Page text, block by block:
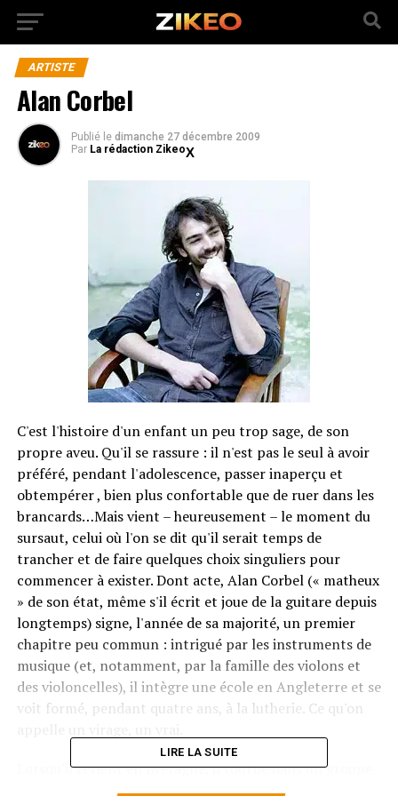
ARTISTE
Alan Corbel
Publié le dimanche 27 décembre 2009
Par La rédaction Zikeo
C'est l'histoire d'un enfant un peu trop sage, de son
propre aveu. Qu'il se rassure : il n'est pas le seul à avoir
préféré, pendant l'adolescence, passer inaperçu et
obtempérer , bien plus confortable que de ruer dans les
brancards…Mais vient – heureusement – le moment du
sursaut, celui où l'on se dit qu'il serait temps de
trancher et de faire quelques choix singuliers pour
commencer à exister. Dont acte, Alan Corbel (« matheux
» de son état, même s'il écrit et joue de la guitare depuis
longtemps) signe, l'année de sa majorité, un premier
chapitre peu commun : intrigué par les instruments de
musique (et, notamment, par la famille des violons et
des violoncelles), il intègre une école en Angleterre et se
voit formé, pendant quatre ans, à la lutherie. Ce qu'on
Lorsqu'il revient en Bretagne, il tourne dans un groupe
de slam, « Les triporteurs de mots ». C'est alors qu'il fait
LIRE LA SUITE